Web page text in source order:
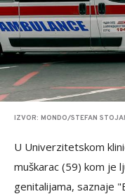
IZVOR: MONDO/STEFAN
U Univerzitetskom
muškarac (59) kom je
genitalijama, saznaje